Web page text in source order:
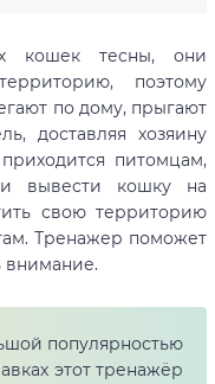
кошек тесны, они
поэтому
по дому, прыгают
доставляя хозяину
питомцам,
вывести кошку на
свою территорию
Тренажер поможет
внимание.
популярностью
этот тренажёр